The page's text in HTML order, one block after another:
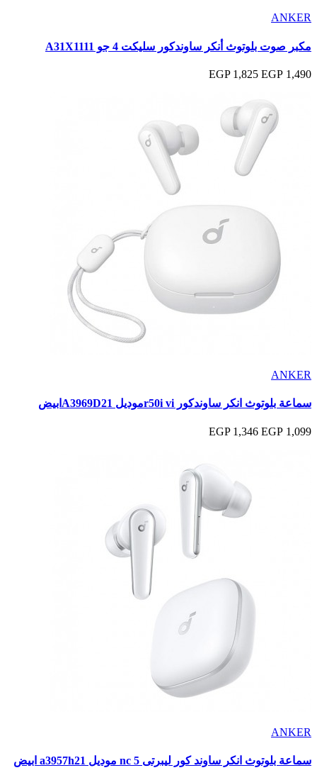
ANKER
مكبر صوت بلوتوث أنكر ساوندكور سليكت 4 جو A31X1111
1,490 EGP
1,825 EGP
ANKER
سماعة بلوتوث انكر ساوندكور r50i viموديل A3969D21ابيض
1,099 EGP
1,346 EGP
ANKER
سماعة بلوتوث انكر ساوند كور ليبرتى 5 nc موديل a3957h21 ابيض